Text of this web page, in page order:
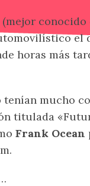
conocido
el
horas más
tenían mucho
titulada
Frank Ocean